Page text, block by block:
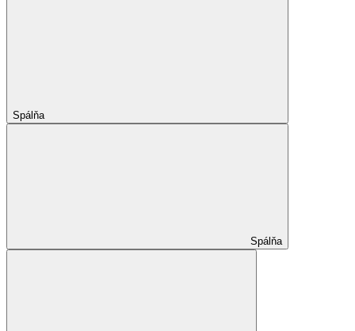
Spálňa
Spálňa